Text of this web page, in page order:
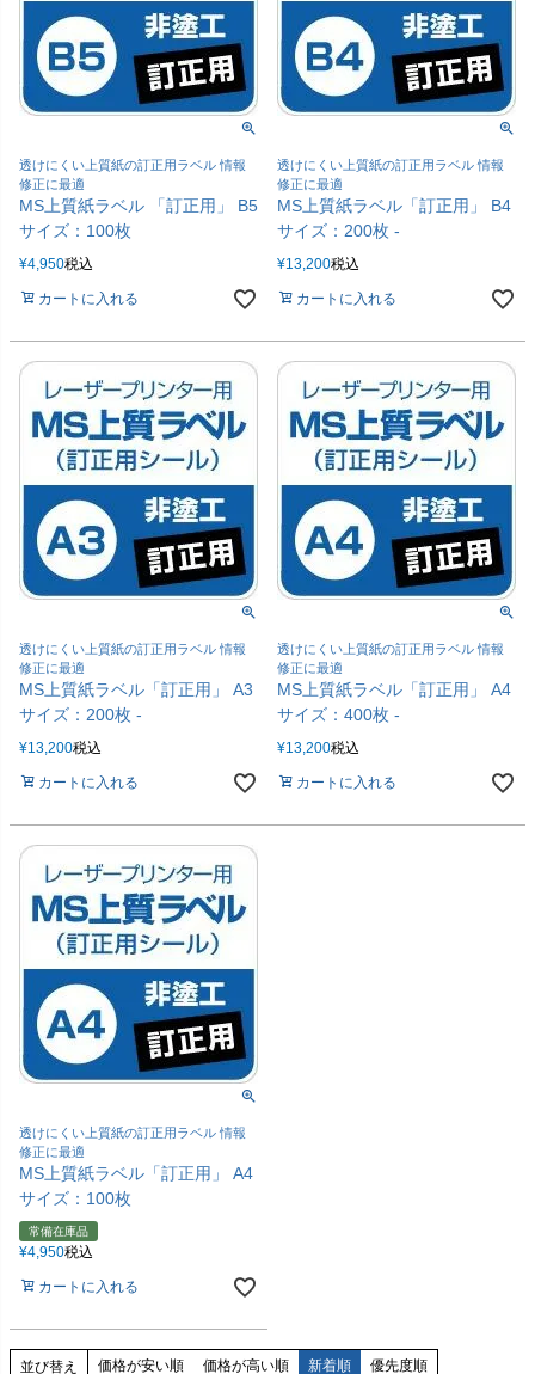
透けにくい上質紙の訂正用ラベル 情報
修正に最適
MS上質紙ラベル 「訂正用」 B5
サイズ：100枚
¥4,950税込
カートに入れる
透けにくい上質紙の訂正用ラベル 情報
修正に最適
MS上質紙ラベル「訂正用」 B4
サイズ：200枚 -
¥13,200税込
カートに入れる
透けにくい上質紙の訂正用ラベル 情報
修正に最適
MS上質紙ラベル「訂正用」 A3
サイズ：200枚 -
¥13,200税込
カートに入れる
透けにくい上質紙の訂正用ラベル 情報
修正に最適
MS上質紙ラベル「訂正用」 A4
サイズ：400枚 -
¥13,200税込
カートに入れる
透けにくい上質紙の訂正用ラベル 情報
修正に最適
MS上質紙ラベル「訂正用」 A4
サイズ：100枚
常備在庫品
¥4,950税込
カートに入れる
並び替え 価格が安い順 価格が高い順 新着順 優先度順